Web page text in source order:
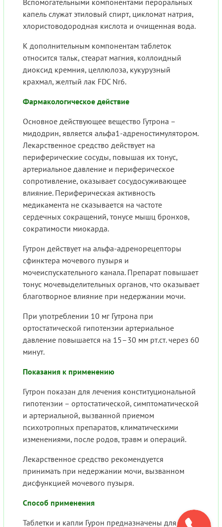
Вспомогательными компонентами пероральных
капель служат этиловый спирт, цикломат натрия,
хлористоводородная кислота и очищенная вода.
К дополнительным компонентам таблеток
относится тальк, стеарат магния, коллоидный
диоксид кремния, целлюлоза, кукурузный
крахмал, желтый лак FDC Nr6.
Фармакологическое действие
Основное действующее вещество Гутрона –
мидодрин, является альфа1-адреностимулятором.
Лекарственное средство действует на
периферические сосуды, повышая их тонус,
артериальное давление и периферическое
сопротивление, оказывает сосудосуживающее
влияние. Периферическая активность
медикамента не сказывается на частоте
сердечных сокращений, тонусе мышц бронхов,
сократимости миокарда.
Гутрон действует на альфа-адренорецепторы
сфинктера мочевого пузыря и
мочеиспускательного канала. Препарат повышает
тонус мочевыделительных органов, что оказывает
благотворное влияние при недержании мочи.
При употреблении 10 мг Гутрона при
ортостатической гипотензии артериальное
давление повышается на 15–30 мм рт.ст. через 60
минут.
Показания к применению
Гутрон показан для лечения конституциональной
гипотензии – ортостатической, симптоматической
и артериальной, вызванной приемом
психотропных препаратов, климатическими
изменениями, после родов, травм и операций.
Лекарственное средство рекомендуется
принимать при недержании мочи, вызванном
дисфункцией мочевого пузыря.
Способ применения
Таблетки и капли Гурон предназначены для